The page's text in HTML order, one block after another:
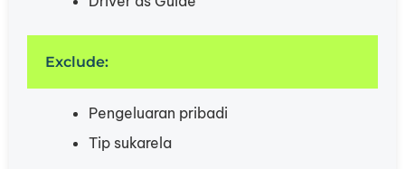
Exclude:
Pengeluaran pribadi
⁠Tip sukarela